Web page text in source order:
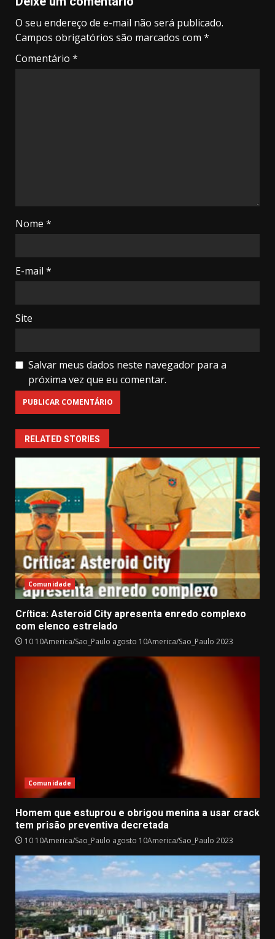
O seu endereço de e-mail não será publicado.
Campos obrigatórios são marcados com *
Comentário *
Nome *
E-mail *
Site
Salvar meus dados neste navegador para a
próxima vez que eu comentar.
RELATED STORIES
Comunidade
Crítica: Asteroid City apresenta enredo complexo
com elenco estrelado
10 10America/Sao_Paulo agosto 10America/Sao_Paulo 2023
Comunidade
Homem que estuprou e obrigou menina a usar crack
tem prisão preventiva decretada
10 10America/Sao_Paulo agosto 10America/Sao_Paulo 2023